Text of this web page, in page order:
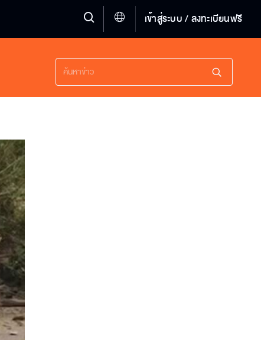
เข้าสู่ระบบ / ลงทะเบียนฟรี